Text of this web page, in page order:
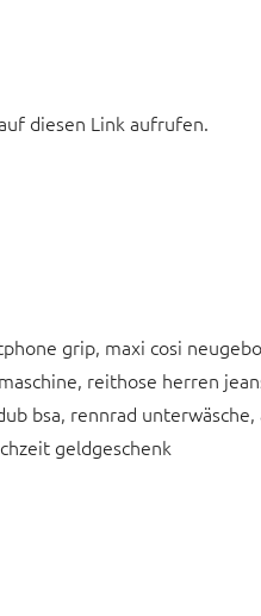
diesen Link aufrufen.
grip, maxi cosi
reithose herren
bsa, rennrad unterwäsche,
geldgeschenk